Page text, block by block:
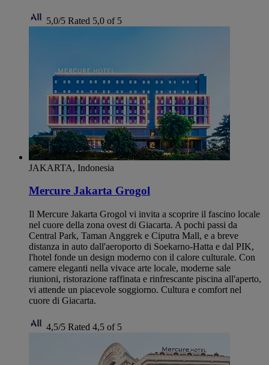
5,0/5 Rated 5,0 of 5
JAKARTA, Indonesia
Mercure Jakarta Grogol
Il Mercure Jakarta Grogol vi invita a scoprire il fascino locale
nel cuore della zona ovest di Giacarta. A pochi passi da
Central Park, Taman Anggrek e Ciputra Mall, e a breve
distanza in auto dall'aeroporto di Soekarno-Hatta e dal PIK,
l'hotel fonde un design moderno con il calore culturale. Con
camere eleganti nella vivace arte locale, moderne sale
riunioni, ristorazione raffinata e rinfrescante piscina all'aperto,
vi attende un piacevole soggiorno. Cultura e comfort nel
cuore di Giacarta.
4,5/5 Rated 4,5 of 5